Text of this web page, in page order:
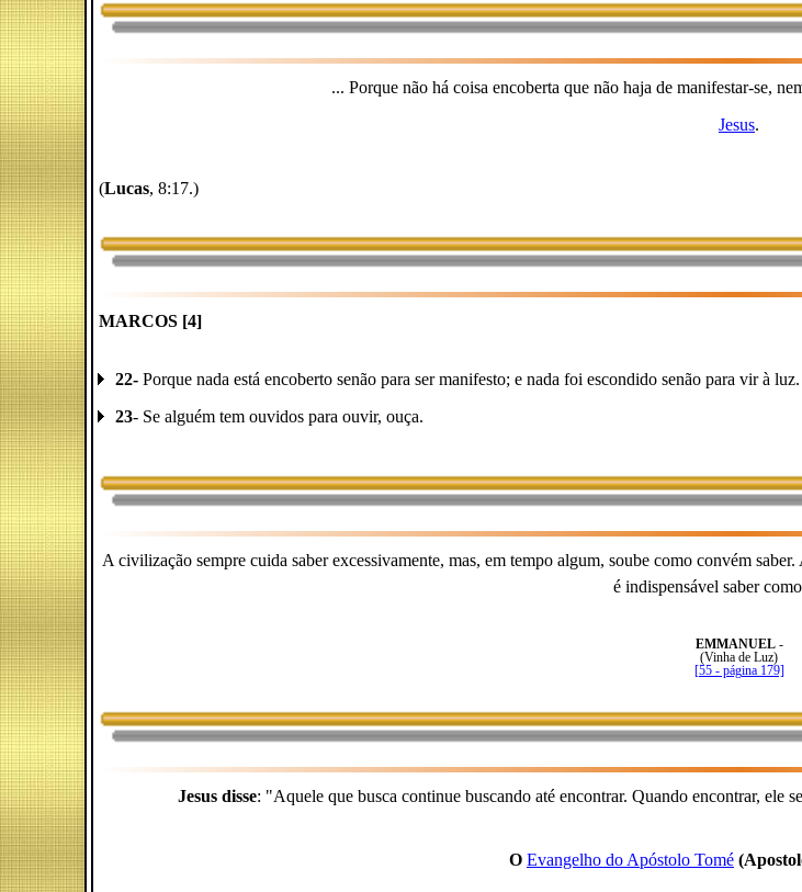
... Porque não há coisa encoberta que não haja de manifestar-se,
Jesus.
(Lucas, 8:17.)
MARCOS [4]
22- Porque nada está encoberto senão para ser manifesto; e nada foi escondido senão para vir à luz.
23- Se alguém tem ouvidos para ouvir, ouça.
A civilização sempre cuida saber excessivamente, mas, em tempo algum, soube como convém
é indispensável saber
EMMANUEL-
(Vinha de Luz)
[55 - página 179]
Jesus disse: "Aquele que busca continue buscando até encontrar. Quando encontrar, ele
O Evangelho do Apóstolo Tomé